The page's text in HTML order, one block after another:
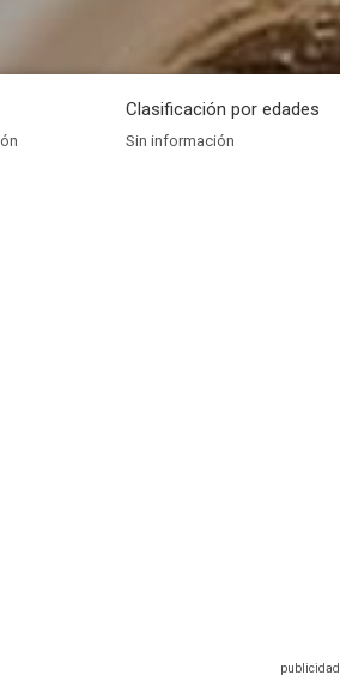
Clasificación por edades
Sin información